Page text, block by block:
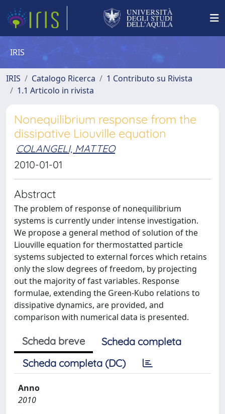
IRIS
IRIS Catalogo Ricerca
1 Contributo su Rivista
1.1 Articolo in rivista
Nonequilibrium response from the
dissipative Liouville equation
COLANGELI, MATTEO
2010-01-01
Abstract
The problem of response of nonequilibrium
systems is currently under intense investigation.
We propose a general method of solution of the
Liouville equation for thermostatted particle
systems subjected to external forces which retains
only the slow degrees of freedom, by projecting
out the majority of fast variables. Response
formulae, extending the Green-Kubo relations to
dissipative dynamics, are provided, and
comparison with numerical data is presented.
Scheda breve
Scheda completa
Scheda completa (DC)
Anno
2010